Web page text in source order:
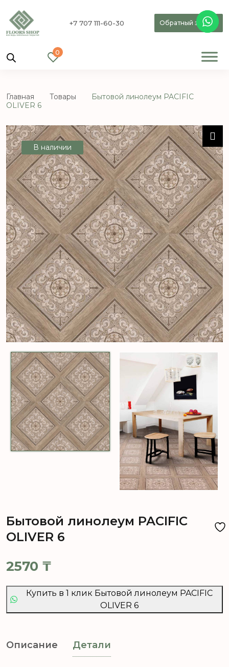
+7 707 111-60-30 Обратный звонок
0
Главная Товары
Бытовой линолеум PACIFIC
OLIVER 6
В наличии
Бытовой линолеум PACIFIC
OLIVER 6
2570 ₸
Купить в 1 клик Бытовой линолеум PACIFIC
OLIVER 6
Описание Детали